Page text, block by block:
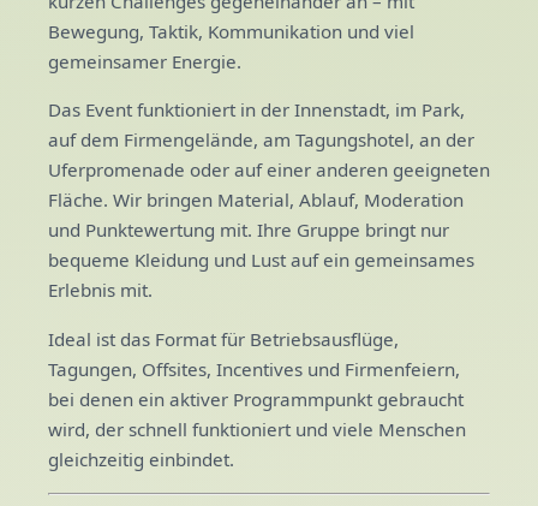
Bewegung, Taktik, Kommunikation und viel
gemeinsamer Energie.
Das Event funktioniert in der Innenstadt, im Park,
auf dem Firmengelände, am Tagungshotel, an der
Uferpromenade oder auf einer anderen geeigneten
Fläche. Wir bringen Material, Ablauf, Moderation
und Punktewertung mit. Ihre Gruppe bringt nur
bequeme Kleidung und Lust auf ein gemeinsames
Erlebnis mit.
Ideal ist das Format für Betriebsausflüge,
Tagungen, Offsites, Incentives und Firmenfeiern,
bei denen ein aktiver Programmpunkt gebraucht
wird, der schnell funktioniert und viele Menschen
gleichzeitig einbindet.